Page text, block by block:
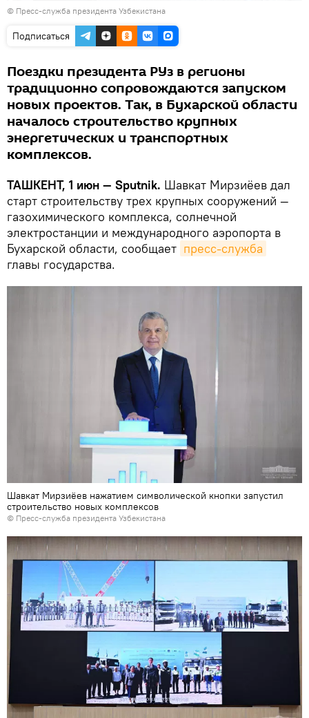
© Пресс-служба президента Узбекистана
Подписаться
Поездки президента РУз в регионы
традиционно сопровождаются запуском
новых проектов. Так, в Бухарской области
началось строительство крупных
энергетических и транспортных
комплексов.
ТАШКЕНТ, 1 июн — Sputnik. Шавкат Мирзиёев дал
старт строительству трех крупных сооружений —
газохимического комплекса, солнечной
электростанции и международного аэропорта в
Бухарской области, сообщает пресс-служба
главы государства.
Шавкат Мирзиёев нажатием символической кнопки запустил
строительство новых комплексов
© Пресс-служба президента Узбекистана